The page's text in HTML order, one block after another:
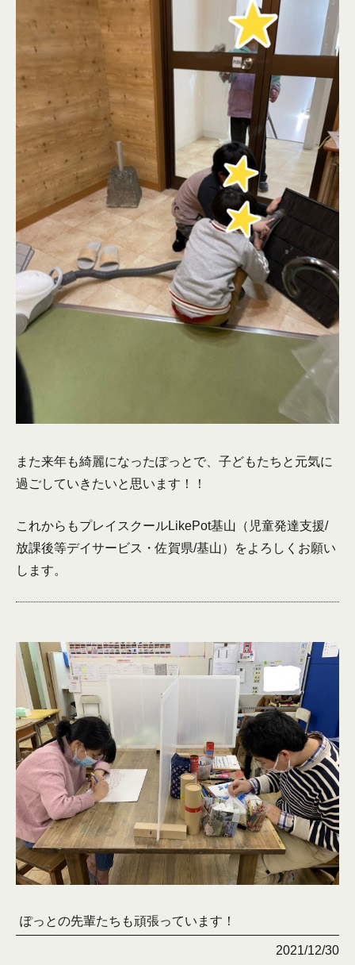
また来年も綺麗になったぽっとで、子どもたちと元気に
過ごしていきたいと思います！！
これからもプレイスクールLikePot基山（児童発達支援/
放課後等デイサービス・佐賀県/基山）をよろしくお願い
します。
ぽっとの先輩たちも頑張っています！
2021/12/30